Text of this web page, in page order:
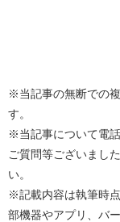
※当記事の無断での
す。
※当記事について電
ご質問等ございまし
い。
※記載内容は執筆時
部機器やアプリ、バ